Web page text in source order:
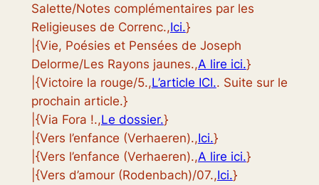
Salette/Notes complémentaires par les
Religieuses de Correnc.,Ici.}
|{Vie, Poésies et Pensées de Joseph
Delorme/Les Rayons jaunes.,A lire ici.}
|{Victoire la rouge/5.,L’article ICI.. Suite sur le
prochain article.}
|{Via Fora !.,Le dossier.}
|{Vers l’enfance (Verhaeren).,Ici.}
|{Vers l’enfance (Verhaeren).,A lire ici.}
|{Vers d’amour (Rodenbach)/07.,Ici.}